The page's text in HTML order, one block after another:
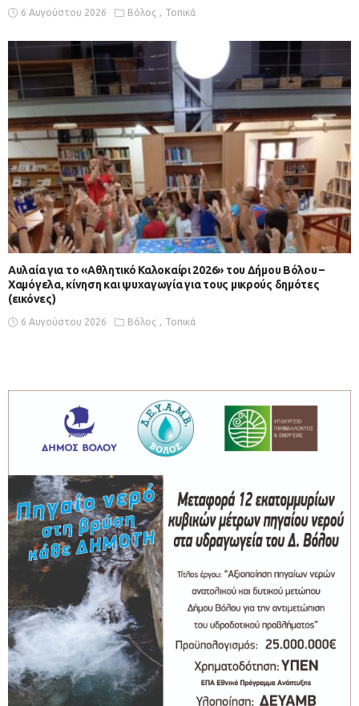
6 Αυγούστου 2026 Βόλος Τοπικά
Αυλαία για το «Αθλητικό Καλοκαίρι 2026» του Δήμου Βόλου –
Χαμόγελα, κίνηση και ψυχαγωγία για τους μικρούς δημότες
(εικόνες)
6 Αυγούστου 2026 Βόλος Τοπικά